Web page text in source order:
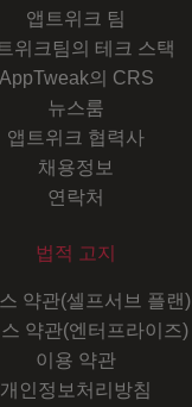
앱트위크 팀
위크팀의 테크 스택
AppTweak의 CRS
뉴스룸
앱트위크 협력사
채용정보
연락처
법적 고지
약관(셀프서브 플랜)
약관(엔터프라이즈)
이용 약관
개인정보처리방침